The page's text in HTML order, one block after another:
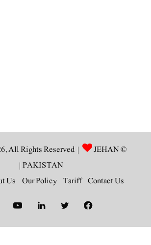
© Copyright 2026, All Rights Reserved |
JEHAN
PAKISTAN
|
Contact Us
Tariff
Our Policy
Us
Facebook
Twitter
LinkedIn